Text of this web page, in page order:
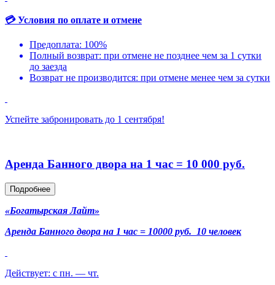
💳 Условия по оплате и отмене
Предоплата: 100%
Полный возврат: при отмене не позднее чем за 1 сутки
до заезда
Возврат не производится: при отмене менее чем за сутки
Успейте забронировать до 1 сентября!
Аренда Банного двора на 1 час = 10 000 руб.
Подробнее
«Богатырская Лайт»
Аренда Банного двора на 1 час = 10000 руб. 10 человек
Действует: с пн. — чт.